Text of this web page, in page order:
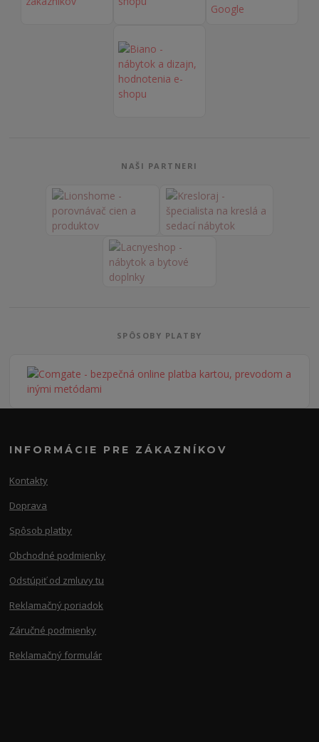
NAŠI PARTNERI
SPÔSOBY PLATBY
INFORMÁCIE PRE ZÁKAZNÍKOV
Kontakty
Doprava
Spôsob platby
Obchodné podmienky
Odstúpiť od zmluvy tu
Reklamačný poriadok
Záručné podmienky
Reklamačný formulár